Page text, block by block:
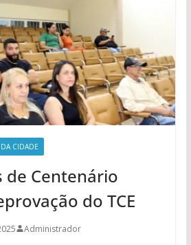
CIDADE
de Centenário
do TCE
Administrador